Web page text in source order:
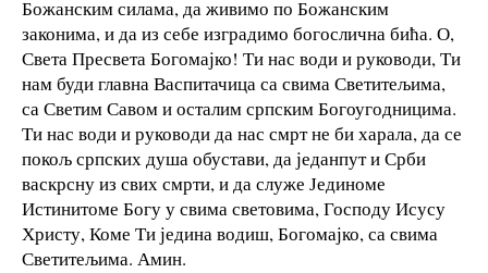
Божанским силама, да живимо по Божанским
законима, и да из себе изградимо богослична бића. О,
Света Пресвета Богомајко! Ти нас води и руководи, Ти
нам буди главна Васпитачица са свима Светитељима,
са Светим Савом и осталим српским Богоугодницима.
Ти нас води и руководи да нас смрт не би харала, да се
покољ српских душа обустави, да једанпут и Срби
васкрсну из свих смрти, и да служе Јединоме
Истинитоме Богу у свима световима, Господу Исусу
Христу, Коме Ти једина водиш, Богомајко, са свима
Светитељима. Амин.